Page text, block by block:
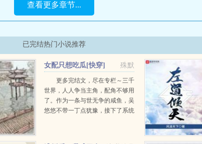
查看更多章节...
已完结热门小说推荐
殊默
女配只想吃瓜[快穿]
更多完结文，尽在专栏～三千
世界，人人争当主角，配角不够用
了。作为一条与世无争的咸鱼，吴
悠悠不带一丁点犹豫，接下了系统